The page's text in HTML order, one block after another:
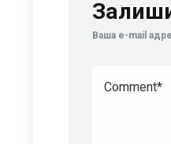
Ваша e-mail